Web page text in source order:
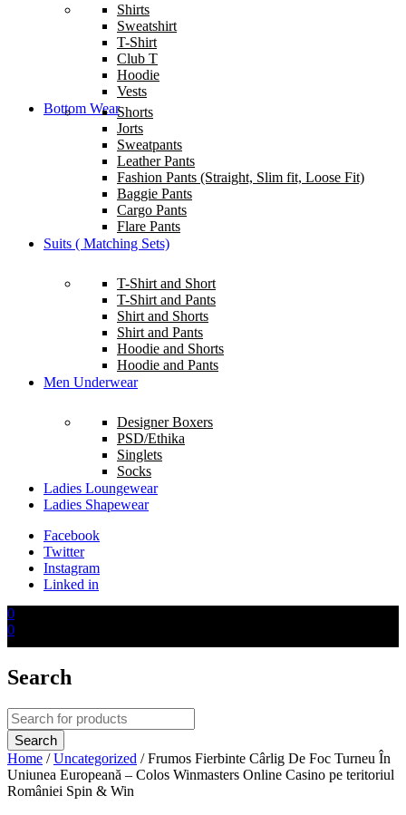
Shirts
Sweatshirt
T-Shirt
Club T
Hoodie
Vests
Bottom WearShorts
Jorts
Sweatpants
Leather Pants
Fashion Pants (Straight, Slim fit, Loose Fit)
Baggie Pants
Cargo Pants
Flare Pants
Suits ( Matching Sets)
T-Shirt and Short
T-Shirt and Pants
Shirt and Shorts
Shirt and Pants
Hoodie and Shorts
Hoodie and Pants
Men Underwear
Designer Boxers
PSD/Ethika
Singlets
Socks
Ladies Loungewear
Ladies Shapewear
Facebook
Twitter
Instagram
Linked in
0
0
Search
Home / Uncategorized / Frumos Fierbinte Cârlig De Foc Turneu În
Uniunea Europeană – Colos Winmasters Online Casino pe teritoriul
României Spin & Win